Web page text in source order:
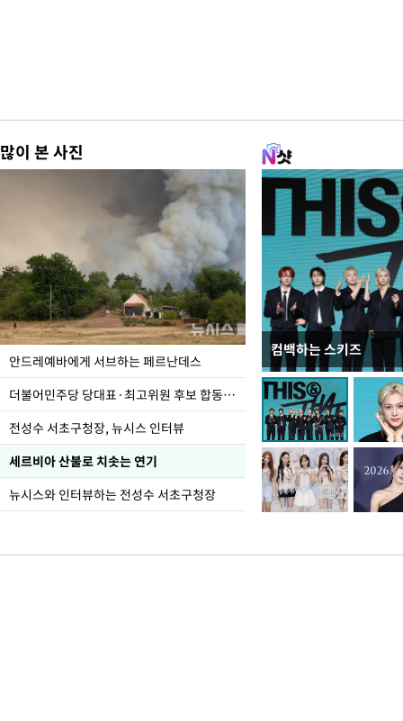
많이 본 사진
안드레예바에게 서브하는 페르난데스
더불어민주당 당대표·최고위원 후보 합동연설회
전성수 서초구청장, 뉴시스 인터뷰
세르비아 산불로 치솟는 연기
뉴시스와 인터뷰하는 전성수 서초구청장
컴백하는 스키즈
이 대통령, 국가폭력
가 책임지고 치유"